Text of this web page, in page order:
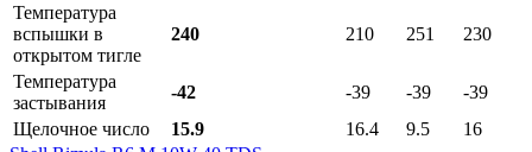
Температура
вспышки в
открытом тигле
240 210 251 230
Температура
застывания
-42 -39 -39
-39
Щелочное число
15.9 16.4 9.5
16